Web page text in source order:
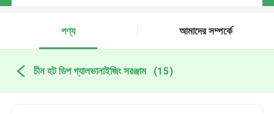
পণ্য আমাদের সম্পর্কে
চীন হট ডিপ গ্যালভানাইজিং সরঞ্জাম (15)